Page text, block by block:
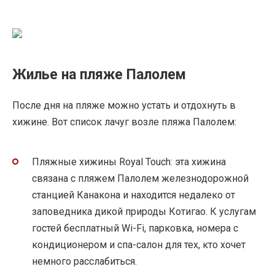
Жилье на пляже Палолем
После дня на пляже можно устать и отдохнуть в
хижине. Вот список лачуг возле пляжа Палолем:
Пляжные хижины Royal Touch: эта хижина
связана с пляжем Палолем железнодорожной
станцией Канакона и находится недалеко от
заповедника дикой природы Котигао. К услугам
гостей бесплатный Wi-Fi, парковка, номера с
кондиционером и спа-салон для тех, кто хочет
немного расслабиться.